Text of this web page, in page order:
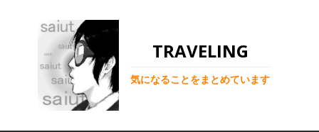
TRAVELING
気になることをまとめています